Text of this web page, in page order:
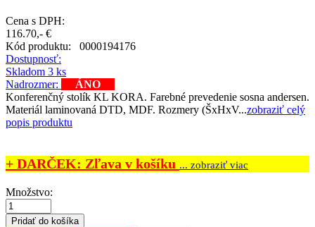
Cena s DPH:
116.70,- €
Kód produktu: 0000194176
Dostupnosť:
Skladom 3 ks
Nadrozmer:
ÁNO
Konferenčný stolík KL KORA. Farebné prevedenie sosna andersen.
Materiál laminovaná DTD, MDF. Rozmery (ŠxHxV...zobraziť celý
popis produktu
+ DARČEK: Zľava v košíku ... zobraziť viac
Množstvo: